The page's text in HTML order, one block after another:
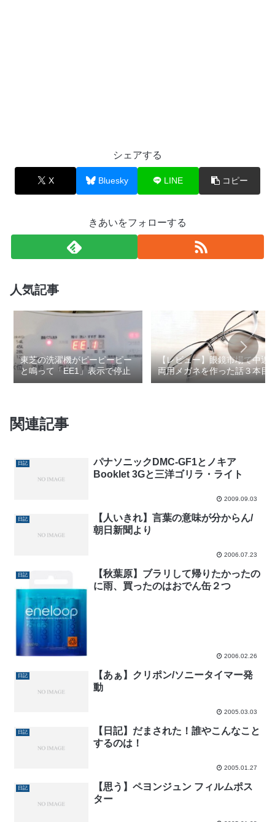
シェアする
X Bluesky LINE コピー
きあいをフォローする
人気記事
東芝の洗濯機がピーピーピー
と鳴って「EE1」表示で停止
【レビュー】眼鏡市場で中近
両用メガネを作った話３本目
関連記事
日記
パナソニックDMC-GF1とノキア
Booklet 3Gと三洋ゴリラ・ライト
2009.09.03
日記
【人いきれ】言葉の意味が分からん/
朝日新聞より
2006.07.23
日記
【秋葉原】ブラリして帰りたかったの
に雨、買ったのはおでん缶２つ
2006.02.26
日記
【あぁ】クリポン/ソニータイマー発
動
2005.03.03
日記
【日記】だまされた！誰やこんなこと
するのは！
2005.01.27
日記
【思う】ペヨンジュン フィルムポス
ター